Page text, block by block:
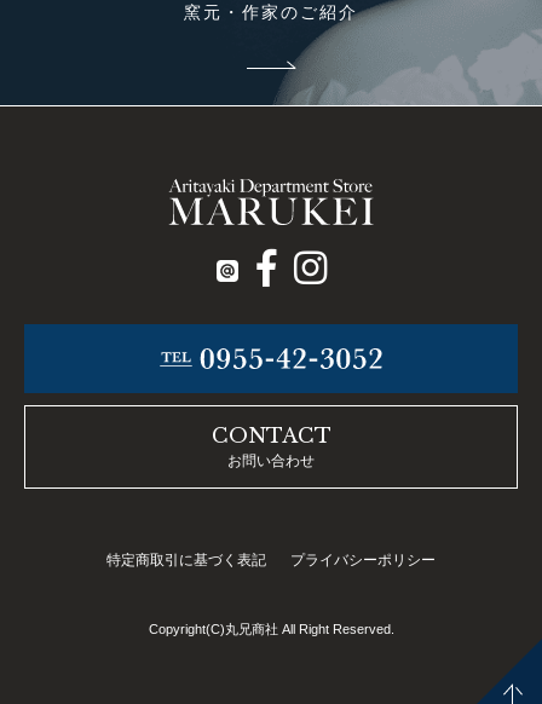
窯元・作家のご紹介
CONTACT
お問い合わせ
特定商取引に基づく表記 プライバシーポリシー
Copyright(C)丸兄商社 All Right Reserved.